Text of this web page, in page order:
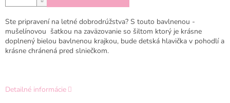
Ste pripravení na letné dobrodrúžstva? S touto bavlnenou -
mušelínovou šatkou na zaväzovanie so šiltom ktorý je krásne
doplnený bielou bavlnenou krajkou, bude detská hlavička v pohodlí a
krásne chránená pred slniečkom.
Detailné informácie